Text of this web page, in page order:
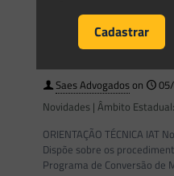
Saes Advogadoson
Novidades | Âmbito
ORIENTAÇÃO TÉCNICA IAT
Dispõe sobre os
Programa de Conversão de